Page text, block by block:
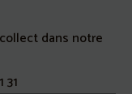
dans notre
31